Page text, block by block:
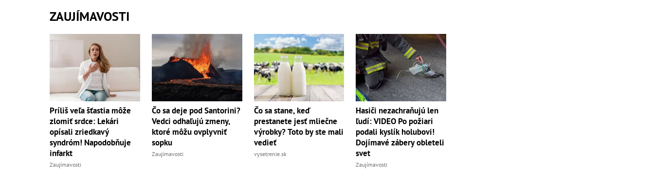
ZAUJÍMAVOSTI
Príliš veľa šťastia môže
zlomiť srdce: Lekári
opísali zriedkavý
syndróm! Napodobňuje
infarkt
Zaujímavosti
Čo sa deje pod Santorini?
Vedci odhaľujú zmeny,
ktoré môžu ovplyvniť
sopku
Zaujímavosti
Čo sa stane, keď
prestanete jesť mliečne
výrobky? Toto by ste mali
vedieť
vysetrenie.sk
Hasiči nezachraňujú len
ľudí: VIDEO Po požiari
podali kyslík holubovi!
Dojímavé zábery obleteli
svet
Zaujímavosti